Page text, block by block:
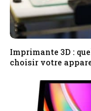
Imprimante 3D :
choisir votre